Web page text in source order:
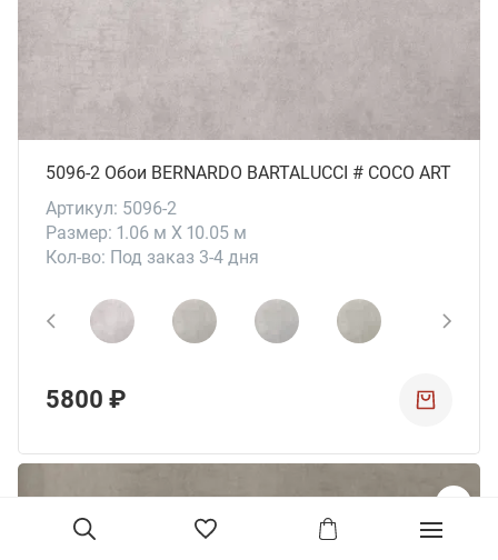
5096-2 Обои BERNARDO BARTALUCCI # СОСО ART
Артикул: 5096-2
Размер: 1.06 м X 10.05 м
Кол-во: Под заказ 3-4 дня
5800 ₽